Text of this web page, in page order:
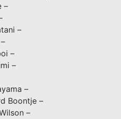
–
–
–
–
–
Boontje –
–